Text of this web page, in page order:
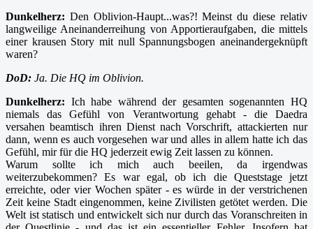
Dunkelherz: Den Oblivion-Haupt...was?! Meinst du diese relativ
langweilige Aneinanderreihung von Apportieraufgaben, die mittels
einer krausen Story mit null Spannungsbogen aneinandergeknüpft
waren?
DoD: Ja. Die HQ im Oblivion.
Dunkelherz: Ich habe während der gesamten sogenannten HQ
niemals das Gefühl von Verantwortung gehabt - die Daedra
versahen beamtisch ihren Dienst nach Vorschrift, attackierten nur
dann, wenn es auch vorgesehen war und alles in allem hatte ich das
Gefühl, mir für die HQ jederzeit ewig Zeit lassen zu können.
Warum sollte ich mich auch beeilen, da irgendwas
weiterzubekommen? Es war egal, ob ich die Queststage jetzt
erreichte, oder vier Wochen später - es würde in der verstrichenen
Zeit keine Stadt eingenommen, keine Zivilisten getötet werden. Die
Welt ist statisch und entwickelt sich nur durch das Voranschreiten in